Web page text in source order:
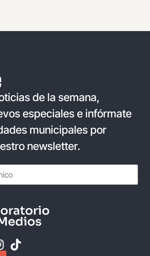
de la semana,
especiales e infórmate
municipales por
newsletter.